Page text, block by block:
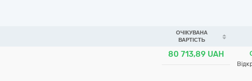
ОЧІКУВАНА
ВАРТІСТЬ
80 713,89 UAH